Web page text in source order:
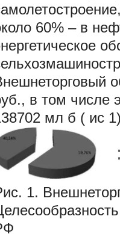
60% – в
в том числе
мл б ( ис
1.